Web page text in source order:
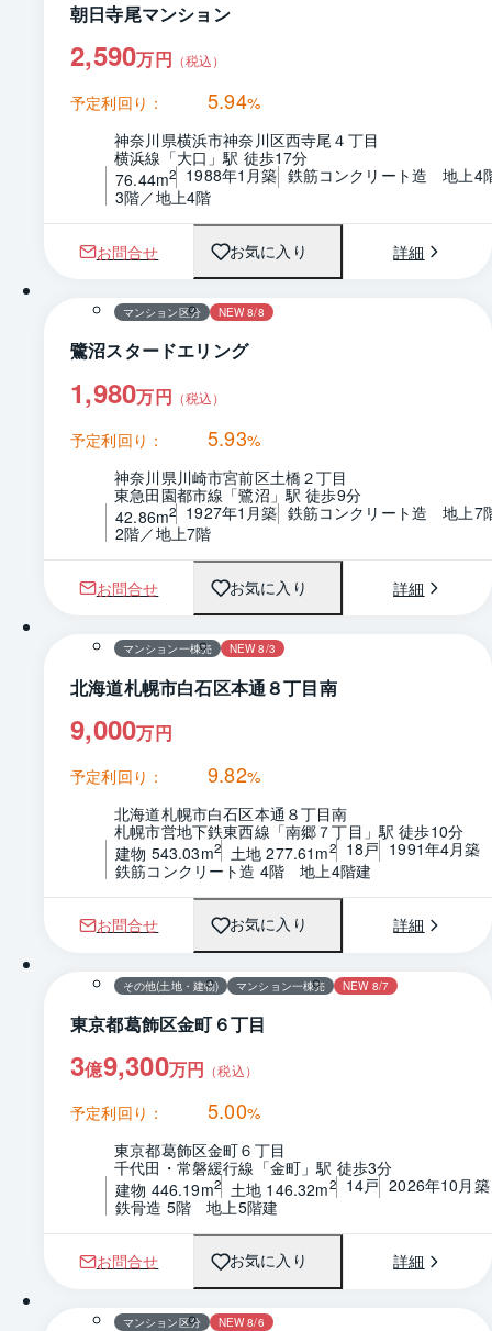
朝日寺尾マンション
2,590万円 （税込）
予定利回り： 5.94%
神奈川県横浜市神奈川区西寺尾４丁目
横浜線「大口」駅 徒歩17分
76.44m2 1988年1月築 鉄筋コンクリート造　地上4
3階／地上4階
お問合せ お気に入り 詳細
1 / 0 間取り
マンション区分 NEW 8/8
鷺沼スタードエリング
1,980万円 （税込）
予定利回り： 5.93%
神奈川県川崎市宮前区土橋２丁目
東急田園都市線「鷺沼」駅 徒歩9分
42.86m2 1927年1月築 鉄筋コンクリート造　地上7
2階／地上7階
お問合せ お気に入り 詳細
1 / 0 間取り
マンション一棟売 NEW 8/3
北海道札幌市白石区本通８丁目南
9,000万円
予定利回り： 9.82%
北海道札幌市白石区本通８丁目南
札幌市営地下鉄東西線「南郷７丁目」駅 徒歩10分
建物 543.03m2 土地 277.61m2 18戸 1991年4月築
鉄筋コンクリート造 4階　地上4階建
お問合せ お気に入り 詳細
その他(土地・建物) マンション一棟売 NEW 8/7
東京都葛飾区金町６丁目
3億9,300万円 （税込）
予定利回り： 5.00%
東京都葛飾区金町６丁目
千代田・常磐緩行線「金町」駅 徒歩3分
建物 446.19m2 土地 146.32m2 14戸 2026年10月築
鉄骨造 5階　地上5階建
お問合せ お気に入り 詳細
1 / 0 間取り
マンション区分 NEW 8/6